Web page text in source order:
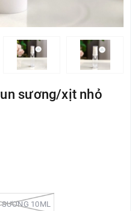
sương/xịt nhỏ
10ML